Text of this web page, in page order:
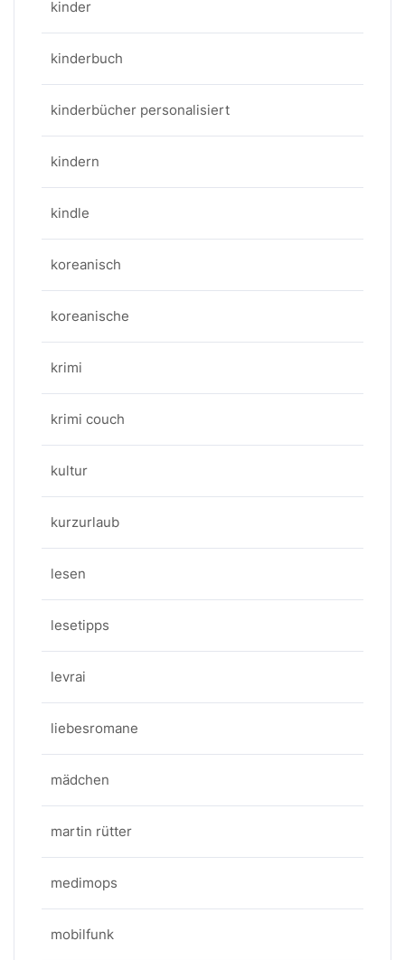
kinder
kinderbuch
kinderbücher personalisiert
kindern
kindle
koreanisch
koreanische
krimi
krimi couch
kultur
kurzurlaub
lesen
lesetipps
levrai
liebesromane
mädchen
martin rütter
medimops
mobilfunk